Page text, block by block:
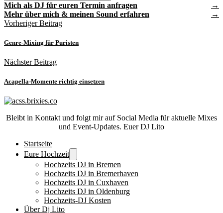
Mich als DJ für euren Termin anfragen
Mehr über mich & meinen Sound erfahren
Vorheriger Beitrag
Genre-Mixing für Puristen
Nächster Beitrag
Acapella-Momente richtig einsetzen
Bleibt in Kontakt und folgt mir auf Social Media für aktuelle Mixes
und Event-Updates. Euer DJ Lito
Startseite
Eure Hochzeit
Hochzeits DJ in Bremen
Hochzeits DJ in Bremerhaven
Hochzeits DJ in Cuxhaven
Hochzeits DJ in Oldenburg
Hochzeits-DJ Kosten
Über Dj Lito